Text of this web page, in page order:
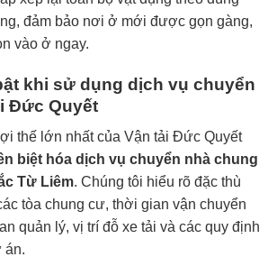
đảm bảo nơi ở mới được gọn gàng,
vào ở ngay.
khi sử dụng dịch vụ chuyển
Đức Quyết
thế lớn nhất của Vận tải Đức Quyết
biệt hóa dịch vụ chuyển nhà chung
Từ Liêm. Chúng tôi hiểu rõ đặc thù
tòa chung cư, thời gian vận chuyển
quản lý, vị trí đỗ xe tải và các quy định
án.